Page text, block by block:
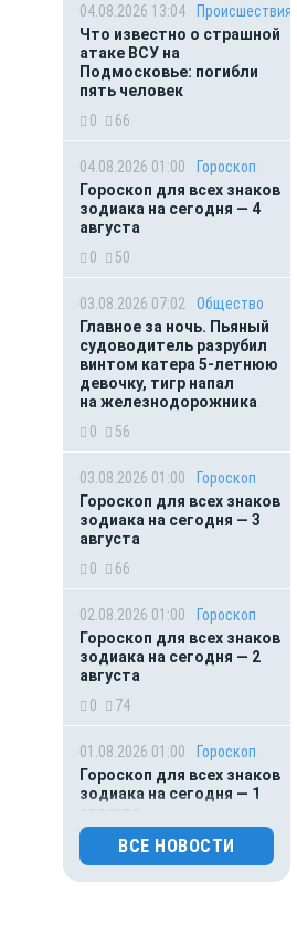
04.08.2026 13:04
Происшествия
Что известно о страшной
атаке ВСУ на
Подмосковье: погибли
пять человек
0
66
04.08.2026 01:00
Гороскоп
Гороскоп для всех знаков
зодиака на сегодня — 4
августа
0
50
03.08.2026 07:02
Общество
Главное за ночь. Пьяный
судоводитель разрубил
винтом катера 5-летнюю
девочку, тигр напал
на железнодорожника
0
56
03.08.2026 01:00
Гороскоп
Гороскоп для всех знаков
зодиака на сегодня — 3
августа
0
66
02.08.2026 01:00
Гороскоп
Гороскоп для всех знаков
зодиака на сегодня — 2
августа
0
74
01.08.2026 01:00
Гороскоп
Гороскоп для всех знаков
зодиака на сегодня — 1
86
31.07.2026 16:50
Происшествия
ВСЕ НОВОСТИ